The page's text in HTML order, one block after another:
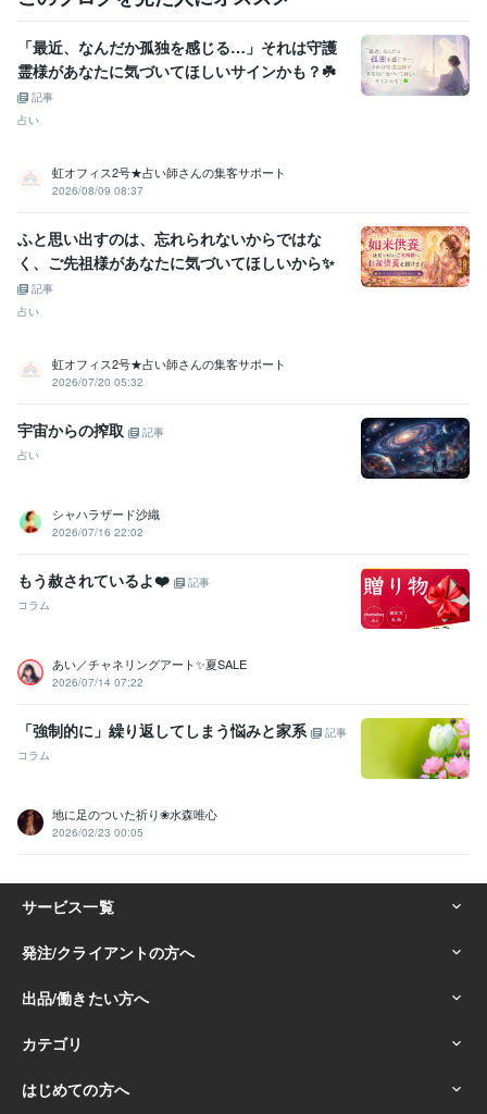
「最近、なんだか孤独を感じる…」それは守護
霊様があなたに気づいてほしいサインかも？☘️
記事
占い
虹オフィス2号★占い師さんの集客サポート
2026/08/09 08:37
ふと思い出すのは、忘れられないからではな
く、ご先祖様があなたに気づいてほしいから✨
記事
占い
虹オフィス2号★占い師さんの集客サポート
2026/07/20 05:32
宇宙からの搾取
記事
占い
シャハラザード沙織
2026/07/16 22:02
もう赦されているよ❤️
記事
コラム
あい／チャネリングアート✨夏SALE
2026/07/14 07:22
「強制的に」繰り返してしまう悩みと家系
記事
コラム
地に足のついた祈り❀水森唯心
2026/02/23 00:05